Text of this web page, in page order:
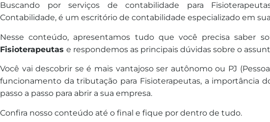
Buscando por serviços de contabilidade para
Contabilidade, é um escritório de contabilidade especializado em
Nesse conteúdo, apresentamos tudo que você precisa saber
Fisioterapeutas e respondemos as principais dúvidas sobre o
Você vai descobrir se é mais vantajoso ser autônomo ou PJ
funcionamento da tributação para Fisioterapeutas, a importância
passo a passo para abrir a sua empresa.
Confira nosso conteúdo até o final e fique por dentro de tudo.